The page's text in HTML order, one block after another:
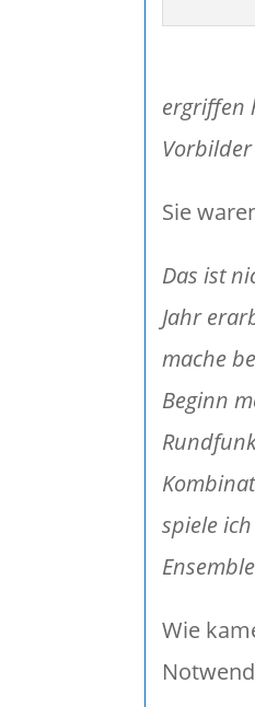
ergriffen
Sie
Das ist
Jahr
mache
Beginn
spiele
Wie